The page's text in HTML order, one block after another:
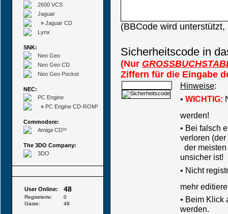
2600 VCS
Jaguar
» Jaguar CD
Lynx
SNK:
Neo Geo
Neo Geo CD
Neo Geo Pocket
NEC:
PC Engine
» PC Engine CD-ROM²
Commodore:
Amiga CD³²
The 3DO Company:
3DO
User Online: 48
Registrierte:
0
Gäste:
48
(BBCode wird
Sicherheitscode in
(Nur
Ziffern für die Eingabe
Hinweise:
• WICHTIG:
werden!
• Bei falsch
verloren
der
unsicher ist!
• Nicht
mehr
• Beim Klick
werden.